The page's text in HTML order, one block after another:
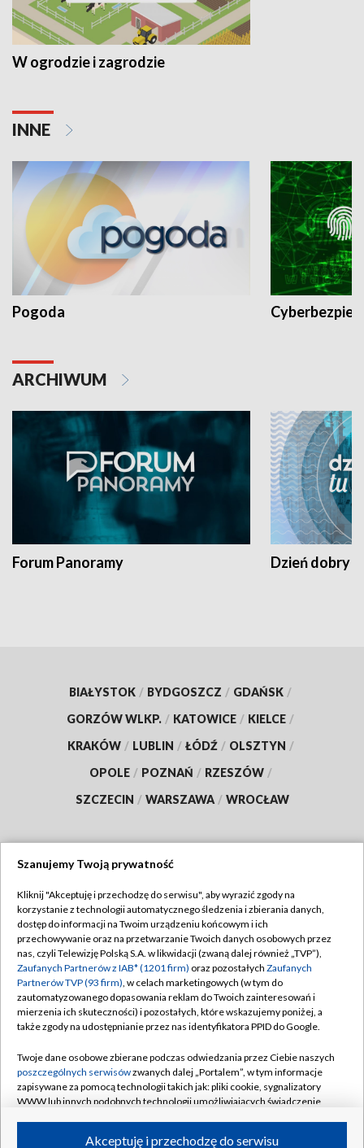
W ogrodzie i zagrodzie
INNE
Pogoda
ARCHIWUM
Forum Panoramy Dzień dobry
BIAŁYSTOK / BYDGOSZCZ / GDAŃSK /
GORZÓW WLKP. / KATOWICE / KIELCE /
KRAKÓW / LUBLIN / ŁÓDŹ / OLSZTYN /
OPOLE / POZNAŃ / RZESZÓW /
SZCZECIN / WARSZAWA / WROCŁAW
TVP
Abonament TVP
Emisja w TVP
Centrum informacji TVP
Naziemna Telewizja Cyfrowa
Rada Programowa
System NOS
Informacje o nadawcy
Regulamin TVP
Polityka prywatności
Moje zgody
Pomoc
Kontakt
Kanały
Szanujemy Twoją prywatność
Kliknij "Akceptuję i przechodzę do serwisu", aby wyrazić zgody na
korzystanie z technologii automatycznego śledzenia i zbierania danych,
dostęp do informacji na Twoim urządzeniu końcowym i ich
przechowywanie oraz na przetwarzanie Twoich danych osobowych przez
nas, czyli Telewizję Polską S.A. w likwidacji (zwaną dalej również „TVP”),
Zaufanych Partnerów z IAB* (1201 firm) oraz pozostałych Zaufanych
Partnerów TVP (93 firm), w celach marketingowych (w tym do
zautomatyzowanego dopasowania reklam do Twoich zainteresowań i
mierzenia ich skuteczności) i pozostałych, które wskazujemy poniżej, a
także zgody na udostępnianie przez nas identyfikatora PPID do Google.
Twoje dane osobowe zbierane podczas odwiedzania przez Ciebie naszych
poszczególnych serwisówzwanych dalej „Portalem”, w tym informacje
zapisywane za pomocą technologii takich jak: pliki cookie, sygnalizatory
WWW lub innych podobnych technologii umożliwiających świadczenie
ruchu w Internecie.Akceptuję i przechodzę do serwisu